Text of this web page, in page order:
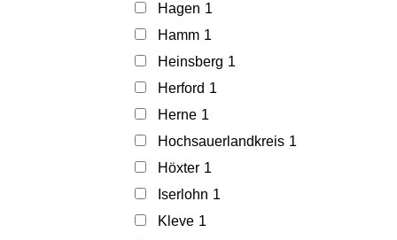
Hagen 1
Hamm 1
Heinsberg 1
Herford 1
Herne 1
Hochsauerlandkreis 1
Höxter 1
Iserlohn 1
Kleve 1